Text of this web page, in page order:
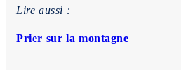
Lire aussi :
Prier sur la montagne